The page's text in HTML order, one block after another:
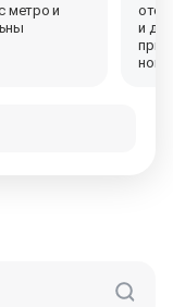
метро и
и